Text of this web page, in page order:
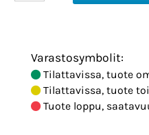
Varastosymbolit:
Tilattavissa, tuote
Tilattavissa, tuote
Tuote loppu,